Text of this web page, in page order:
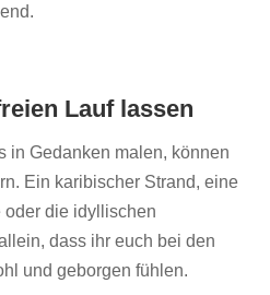
Lauf lassen
in Gedanken malen, können
Ein karibischer Strand, eine
die idyllischen
dass ihr euch bei den
und geborgen fühlen.